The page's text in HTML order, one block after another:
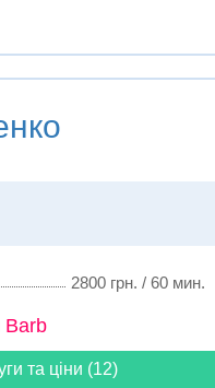
2800 грн. / 60 мин.
Barb
та ціни (12)